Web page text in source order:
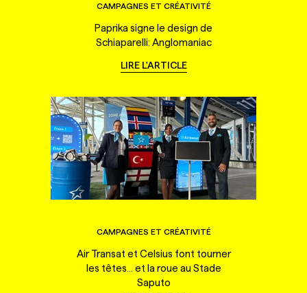
CAMPAGNES ET CRÉATIVITÉ
Paprika signe le design de
Schiaparelli: Anglomaniac
LIRE L'ARTICLE
CAMPAGNES ET CRÉATIVITÉ
Air Transat et Celsius font tourner
les têtes... et la roue au Stade
Saputo